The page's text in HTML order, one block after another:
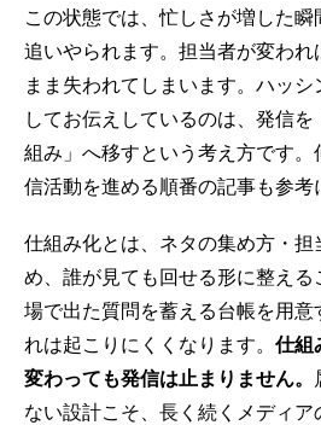
この状態では、忙しさが増した
追いやられます。担当者が変わ
まま失われてしまいます。ハッ
してお伝えしているのは、発信
組み」へ移すという考え方です。
信活動を進める順番の記事も参考
仕組み化とは、ネタの集め方・担
め、誰が見ても回せる形に整える
場で出た質問を蓄える台帳を用意
れは起こりにくくなります。 仕組
変わっても発信は止まりません。
ない設計こそ、長く続くメディア